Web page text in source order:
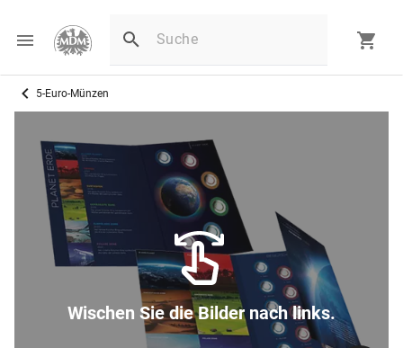
5-Euro-Münzen
Wischen Sie die Bilder nach links.